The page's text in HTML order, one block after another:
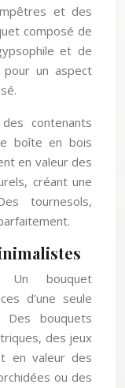
et des
composé de
et de
pour un aspect
contenants
boîte en bois
en valeur des
créant une
tournesols,
Un bouquet
d’une seule
Des bouquets
des jeux
en valeur des
ou des